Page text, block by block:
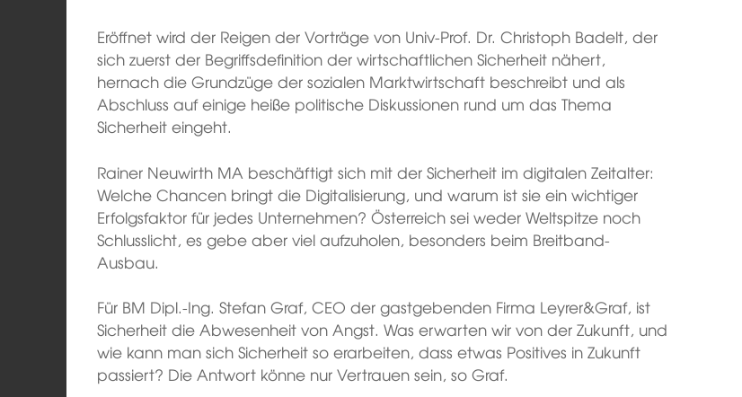
Eröffnet wird der Reigen der Vorträge von Univ-Prof. Dr. Christoph Badelt, der
sich zuerst der Begriffsdefinition der wirtschaftlichen Sicherheit nähert,
hernach die Grundzüge der sozialen Marktwirtschaft beschreibt und als
Abschluss auf einige heiße politische Diskussionen rund um das Thema
Sicherheit eingeht.
Rainer Neuwirth MA beschäftigt sich mit der Sicherheit im digitalen Zeitalter:
Welche Chancen bringt die Digitalisierung, und warum ist sie ein wichtiger
Erfolgsfaktor für jedes Unternehmen? Österreich sei weder Weltspitze noch
Schlusslicht, es gebe aber viel aufzuholen, besonders beim Breitband-
Ausbau.
Für BM Dipl.-Ing. Stefan Graf, CEO der gastgebenden Firma Leyrer&Graf, ist
Sicherheit die Abwesenheit von Angst. Was erwarten wir von der Zukunft, und
wie kann man sich Sicherheit so erarbeiten, dass etwas Positives in Zukunft
passiert? Die Antwort könne nur Vertrauen sein, so Graf.